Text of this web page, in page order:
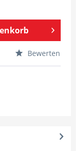
Bewerten